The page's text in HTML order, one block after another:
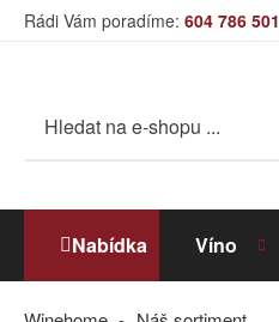
Rádi Vám poradíme: 604 786 501
Nabídka Víno